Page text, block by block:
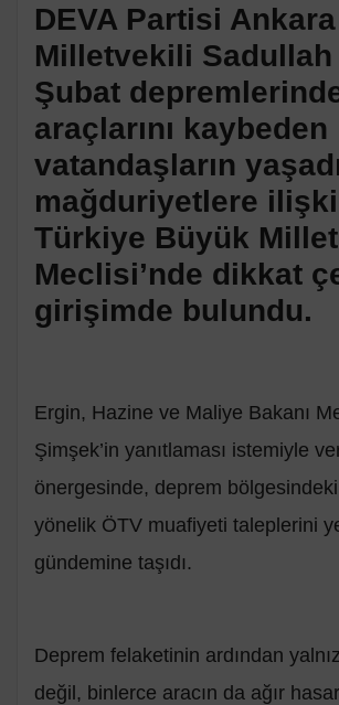
DEVA Partisi Ankara
Milletvekili Sadullah
Şubat
araçlarını kaybeden
vatandaşların
mağduriyetlere
Türkiye Büyük Millet
Meclisi’nde dikkat
girişimde bulundu.
Ergin, Hazine ve Maliye Bakanı
Şimşek’in yanıtlaması istemiyle
önergesinde, deprem
yönelik ÖTV muafiyeti taleplerini
gündemine taşıdı.
Deprem felaketinin ardından
değil, binlerce aracın da ağır hasar